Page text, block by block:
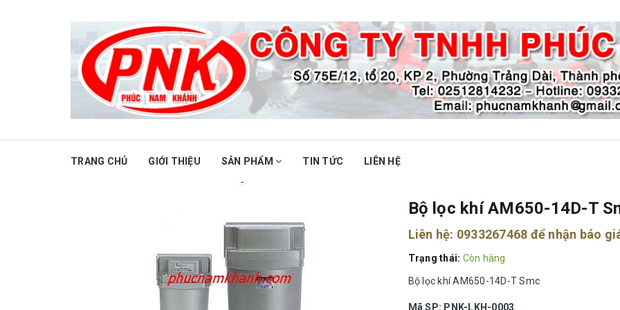
TRANG CHỦ GIỚI THIỆU SẢN PHẨM TIN TỨC LIÊN HỆ
Bộ lọc khí AM650-14D-T
Liên hệ: 0933267468 để nhận báo
Trạng thái: Còn hàng
Bộ lọc khí AM650-14D-T Smc
Mã SP: PNK-LKH-0003